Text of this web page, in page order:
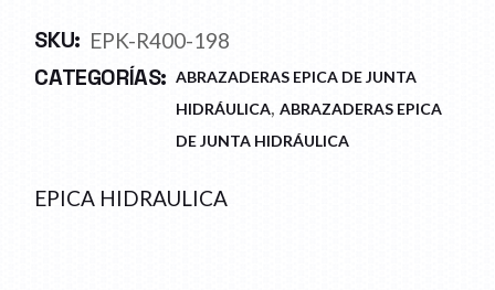
SKU: EPK-R400-198
CATEGORÍAS: ABRAZADERAS EPICA DE JUNTA
HIDRÁULICA, ABRAZADERAS EPICA
DE JUNTA HIDRÁULICA
EPICA HIDRAULICA